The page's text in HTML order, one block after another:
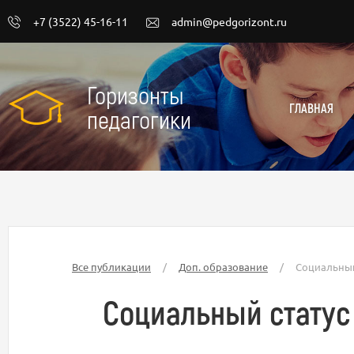
+7 (3522) 45-16-11 admin@pedgorizont.ru
Горизонты
педагогики
ГЛАВНАЯ
Все публикации / Доп. образование /
Социальный